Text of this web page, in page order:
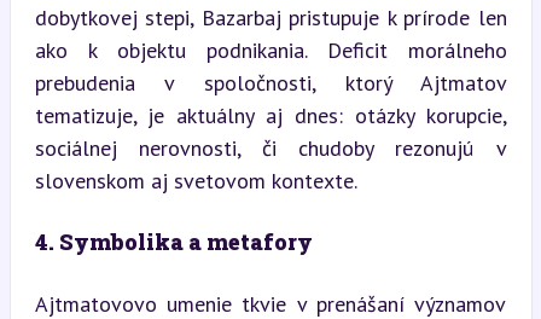
dobytkovej stepi, Bazarbaj pristupuje k prírode len
ako k objektu podnikania. Deficit morálneho
prebudenia v spoločnosti, ktorý Ajtmatov
tematizuje, je aktuálny aj dnes: otázky korupcie,
sociálnej nerovnosti, či chudoby rezonujú v
slovenskom aj svetovom kontexte.
4. Symbolika a metafory
Ajtmatovovo umenie tkvie v prenášaní významov